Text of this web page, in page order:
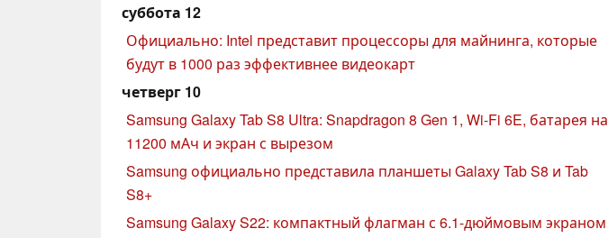
суббота 12
Официально: Intel представит процессоры для майнинга, которые
будут в 1000 раз эффективнее видеокарт
четверг 10
Samsung Galaxy Tab S8 Ultra: Snapdragon 8 Gen 1, Wi-Fi 6E, батарея на
11200 мАч и экран с вырезом
Samsung официально представила планшеты Galaxy Tab S8 и Tab
S8+
Samsung Galaxy S22: компактный флагман с 6.1-дюймовым экраном